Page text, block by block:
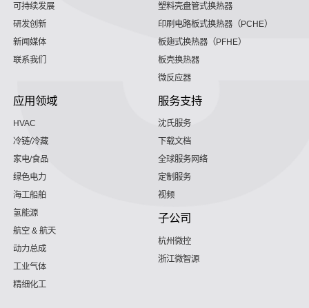
可持续发展
研发创新
新闻媒体
联系我们
塑料壳盘管式换热器
印刷电路板式换热器（PCHE）
板翅式换热器（PFHE）
板壳换热器
微反应器
应用领域
HVAC
冷链/冷藏
家电/食品
绿色电力
海工船舶
氢能源
航空 & 航天
动力总成
工业气体
精细化工
服务支持
沈氏服务
下载文档
全球服务网络
定制服务
视频
子公司
杭州微控
浙江微智源